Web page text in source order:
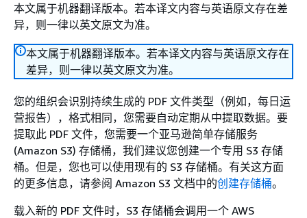
本文属于机器翻译版本。若本译文内容与英语原文存在差
异，则一律以英文原文为准。
本文属于机器翻译版本。若本译文内容与英语原文存在
差异，则一律以英文原文为准。
您的组织会识别持续生成的 PDF 文件类型（例如，每日运
营报告），格式相同，您需要自动定期从中提取数据。要
提取此 PDF 文件，您需要一个亚马逊简单存储服务
(Amazon S3) 存储桶，我们建议您创建一个专用 S3 存储
桶。但是，您也可以使用现有的 S3 存储桶。有关这方面
的更多信息，请参阅 Amazon S3 文档中的创建存储桶。
载入新的 PDF 文件时，S3 存储桶会调用一个 AWS